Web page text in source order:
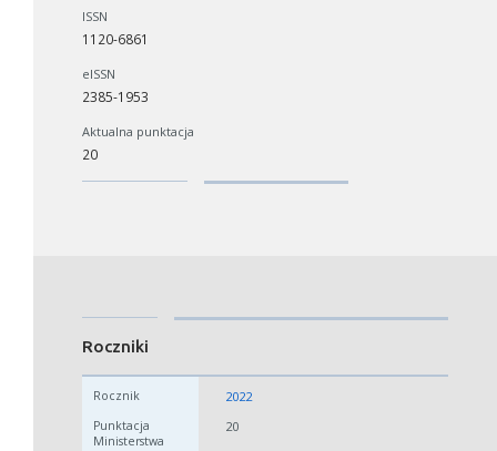
ISSN
1120-6861
eISSN
2385-1953
Aktualna punktacja
20
Roczniki
2022
20